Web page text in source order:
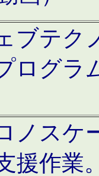
ブテク
ログラ
ノスケ
援作業